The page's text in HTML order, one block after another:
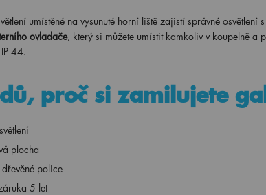
umístěné na vysunuté horní liště zajistí správné osvětlení s
ovladače, který si můžete umístit kamkoliv v koupelně a
44.
proč si zamilujete
plocha
police
5 let